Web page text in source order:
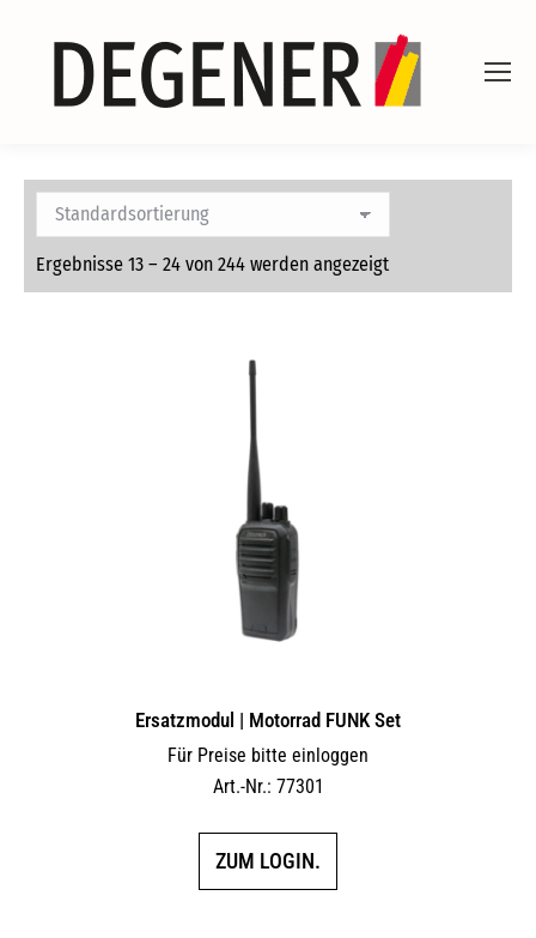
Ergebnisse 13 – 24 von 244 werden angezeigt
Ersatzmodul | Motorrad FUNK Set
Für Preise bitte einloggen
Art.-Nr.: 77301
ZUM LOGIN.